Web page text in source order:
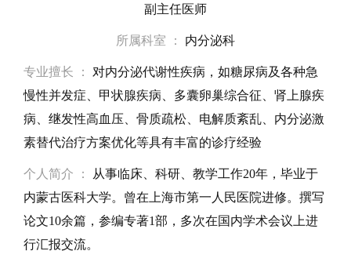
副主任医师
所属科室 ： 内分泌科
专业擅长 ：
对内分泌代谢性疾病，如糖尿病及各种急
慢性并发症、甲状腺疾病、多囊卵巢综合征、肾上腺疾
病、继发性高血压、骨质疏松、电解质紊乱、内分泌激
素替代治疗方案优化等具有丰富的诊疗经验
个人简介 ：
从事临床、科研、教学工作20年，毕业于
内蒙古医科大学。曾在上海市第一人民医院进修。撰写
论文10余篇，参编专著1部，多次在国内学术会议上进
行汇报交流。